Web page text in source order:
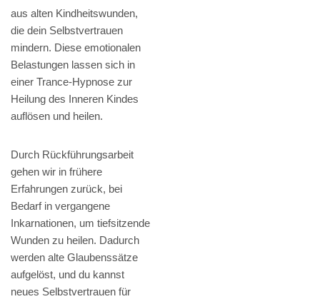
aus alten Kindheitswunden,
die dein Selbstvertrauen
mindern. Diese emotionalen
Belastungen lassen sich in
einer Trance-Hypnose zur
Heilung des Inneren Kindes
auflösen und heilen.
Durch Rückführungsarbeit
gehen wir in frühere
Erfahrungen zurück, bei
Bedarf in vergangene
Inkarnationen, um tiefsitzende
Wunden zu heilen. Dadurch
werden alte Glaubenssätze
aufgelöst, und du kannst
neues Selbstvertrauen für